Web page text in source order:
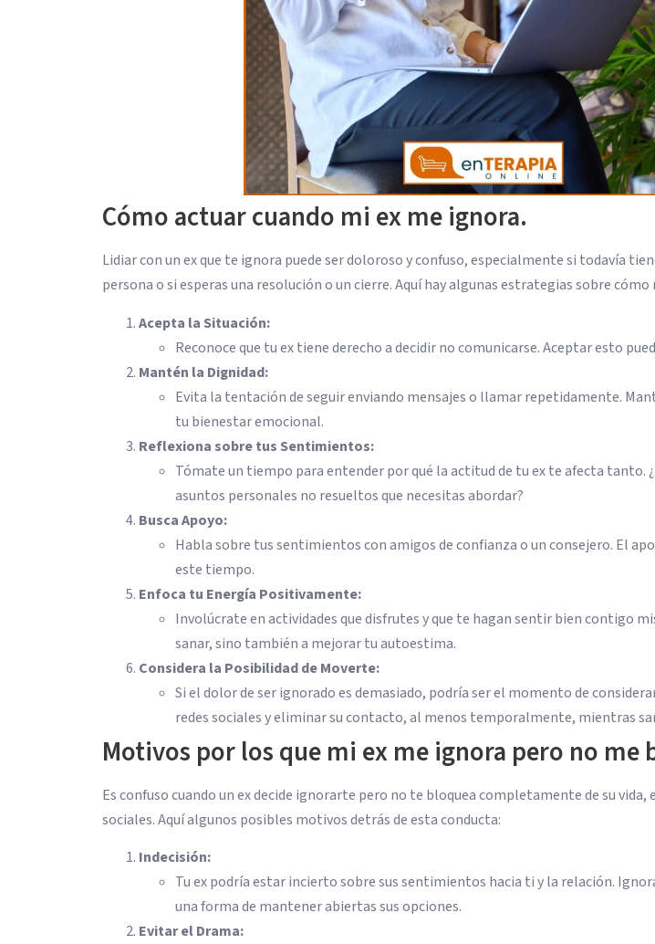
Cómo actuar cuando mi ex me ignora.
Lidiar con un ex que te ignora puede ser doloroso y confuso, especialmente si todavía
persona o si esperas una resolución o un cierre. Aquí hay algunas estrategias sobre
Acepta la Situación:
Reconoce que tu ex tiene derecho a decidir no comunicarse. Aceptar esto
Mantén la Dignidad:
Evita la tentación de seguir enviando mensajes o llamar repetidamente.
tu bienestar emocional.
Reflexiona sobre tus Sentimientos:
Tómate un tiempo para entender por qué la actitud de tu ex te afecta tanto.
asuntos personales no resueltos que necesitas abordar?
Busca Apoyo:
Habla sobre tus sentimientos con amigos de confianza o un consejero. El
este tiempo.
Enfoca tu Energía Positivamente:
Involúcrate en actividades que disfrutes y que te hagan sentir bien contigo
sanar, sino también a mejorar tu autoestima.
Considera la Posibilidad de Moverte:
Si el dolor de ser ignorado es demasiado, podría ser el momento de
redes sociales y eliminar su contacto, al menos temporalmente, mientras
Motivos por los que mi ex me ignora pero no me
Es confuso cuando un ex decide ignorarte pero no te bloquea completamente de su vida,
sociales. Aquí algunos posibles motivos detrás de esta conducta:
Indecisión:
Tu ex podría estar incierto sobre sus sentimientos hacia ti y la relación.
una forma de mantener abiertas sus opciones.
Evitar el Drama: